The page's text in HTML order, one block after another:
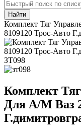
Найти
Комплект Тяг
8109120 Трос-Авто
ЗТ098
Комплект
Для А/М Ваз